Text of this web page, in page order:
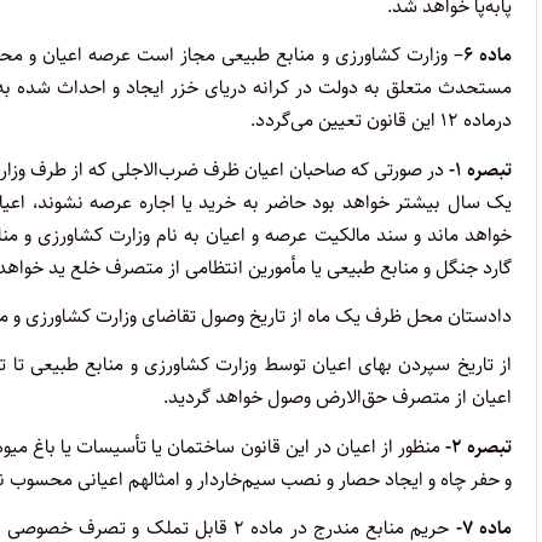
پابه‌پا خواهد شد.
‌ماده ۶
مستحدث متعلق به دولت در کرانه دریای خزر ایجاد و احداث شده
در‌ماده ۱۲ این قانون تعیین می‌گردد.
‌تبصره ۱-
در صورتی که صاحبان اعیان ظرف ضرب‌الاجلی که از طرف
یک سال بیشتر خواهد بود حاضر به خرید یا اجاره عرصه نشوند،
خواهد ماند و سند مالکیت عرصه و اعیان به نام وزارت کشاورزی
گارد جنگل و منابع طبیعی یا مأمورین انتظامی از متصرف خلع ید
‌دادستان محل ظرف یک ماه از تاریخ وصول تقاضای وزارت کشاورزی
‌از تاریخ سپردن بهای اعیان توسط وزارت کشاورزی و منابع طبیعی
اعیان از متصرف حق‌الارض وصول خواهد گردید.
‌تبصره ۲-
منظور از اعیان در این قانون ساختمان یا تأسیسات یا
و حفر چاه و ایجاد حصار و نصب سیم‌خاردار و امثالهم اعیانی
‌ماده ۷-
حریم منابع مندرج در ماده ۲ قابل